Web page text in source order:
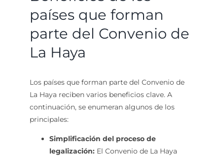
países que forman
parte del Convenio de
La Haya
Los países que forman parte del Convenio de
La Haya reciben varios beneficios clave. A
continuación, se enumeran algunos de los
principales:
Simplificación del proceso de
legalización:El Convenio de La Haya